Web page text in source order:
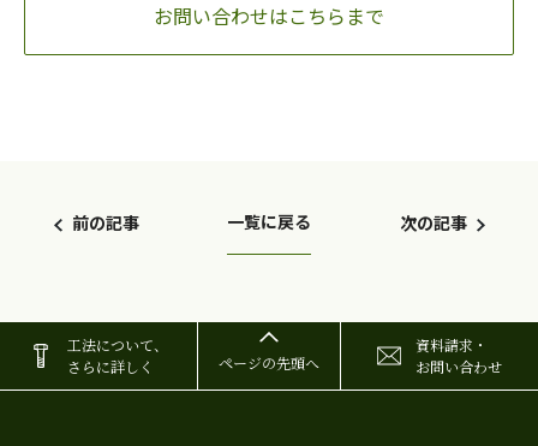
お問い合わせはこちらまで
前の記事 一覧に戻る 次の記事
工法について、
さらに詳しく
ページの先頭へ
資料請求・
お問い合わせ